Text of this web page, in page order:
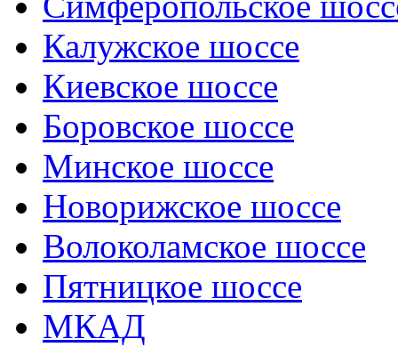
Калужское шоссе
Киевское шоссе
Боровское шоссе
Минское шоссе
Новорижское шоссе
Волоколамское шоссе
Пятницкое шоссе
МКАД